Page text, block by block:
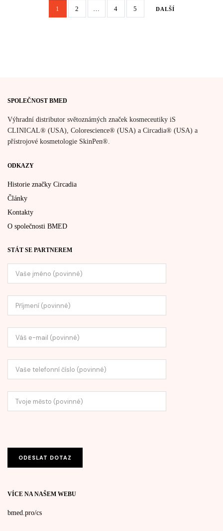
1 2 4 5 DALŠÍ
SPOLEČNOST BMED
Výhradní distributor světoznámých značek kosmeceutiky iS
CLINICAL® (USA), Colorescience® (USA) a Circadia® (USA) a
přístrojové kosmetologie SkinPen®.
ODKAZY
Historie značky Circadia
Články
Kontakty
O společnosti BMED
STÁT SE PARTNEREM
VÍCE NA NAŠEM WEBU
bmed.pro/cs